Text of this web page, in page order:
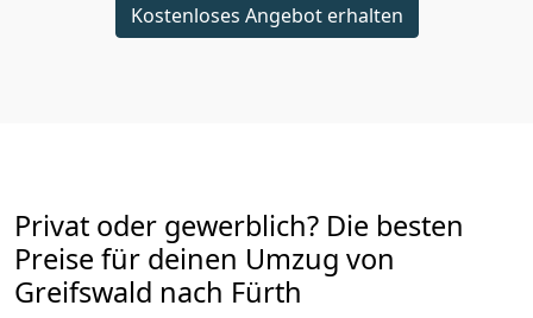
Kostenloses Angebot erhalten
Privat oder gewerblich? Die besten
Preise für deinen Umzug von
Greifswald nach Fürth